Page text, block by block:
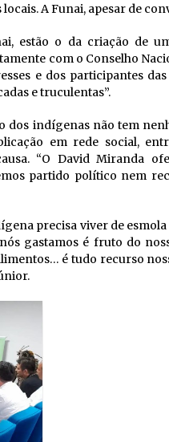
A Funai, apesar de
estão o da criação de
com o Conselho
e dos participantes
e truculentas”.
dos indígenas não tem
em rede social,
“O David Miranda
partido político nem
precisa viver de
gastamos é fruto do
é tudo recurso